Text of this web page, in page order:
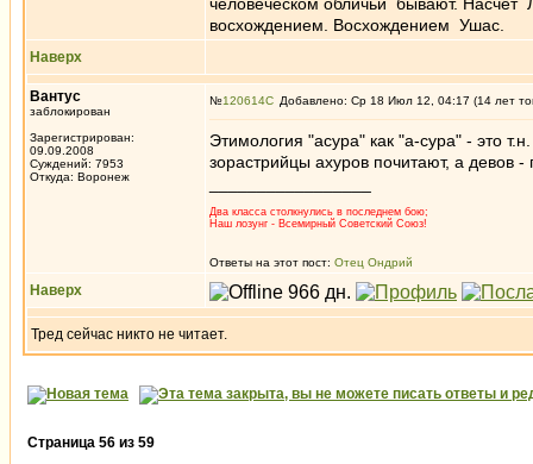
восхождением. Восхождением Ушас.
Наверх
Вантус
заблокирован
Зарегистрирован:
09.09.2008
Суждений: 7953
Откуда: Воронеж
№120614 Добавлено: Ср 18 Июл 12, 04:17 (14 лет
Этимология "асура" как "а-сура" - это
зорастрийцы ахуров почитают, а девов -
Два класса столкнулись в последнем бою;
Наш лозунг - Всемирный Советский Союз!
Ответы на этот пост: Отец Ондрий
Наверх
Тред сейчас никто не читает.
Страница 56 из 59